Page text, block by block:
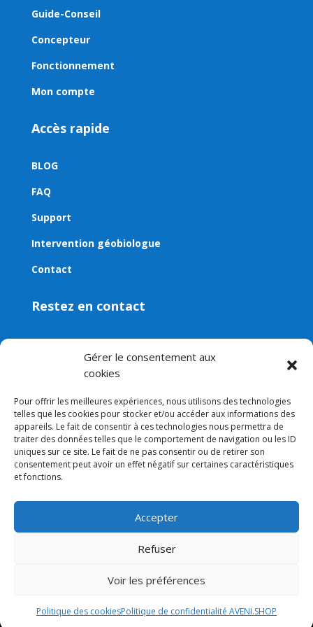
Gérer le consentement aux
cookies
Pour offrir les meilleures expériences, nous utilisons des technologies
telles que les cookies pour stocker et/ou accéder aux informations des
appareils. Le fait de consentir à ces technologies nous permettra de
traiter des données telles que le comportement de navigation ou les ID
uniques sur ce site. Le fait de ne pas consentir ou de retirer son
consentement peut avoir un effet négatif sur certaines caractéristiques
et fonctions.
Accepter
Refuser
Voir les préférences
Politique des cookiesPolitique de confidentialité AVENI.SHOP
Guide-Conseil
Concepteur
Fonctionnement
Mon compte
Accès rapide
BLOG
FAQ
Support
Intervention géobiologue
Contact
Restez en contact
Contact
contact@aveni.shop
Newsletter
Mentions légales–Conditions générales de vente–
Politique de confidentialité–Politique de cookies (UE)
© 2022-2026 AVENI.SHOP – Tous droits réservés –